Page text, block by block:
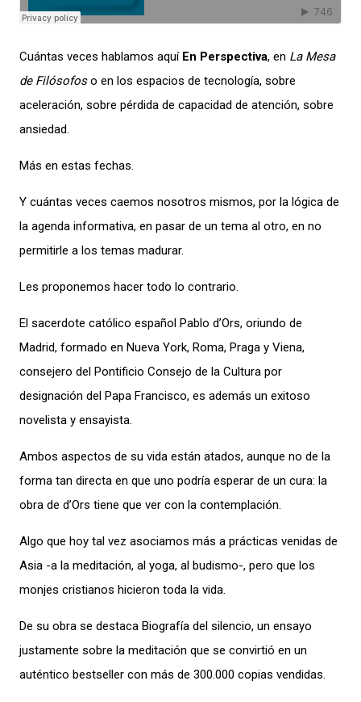
Cuántas veces hablamos aquí En Perspectiva, en La Mesa
de Filósofoso en los espacios de tecnología, sobre
aceleración, sobre pérdida de capacidad de atención, sobre
ansiedad.
Más en estas fechas.
Y cuántas veces caemos nosotros mismos, por la lógica de
la agenda informativa, en pasar de un tema al otro, en no
permitirle a los temas madurar.
Les proponemos hacer todo lo contrario.
El sacerdote católico español Pablo d’Ors, oriundo de
Madrid, formado en Nueva York, Roma, Praga y Viena,
consejero del Pontificio Consejo de la Cultura por
designación del Papa Francisco, es además un exitoso
novelista y ensayista.
Ambos aspectos de su vida están atados, aunque no de la
forma tan directa en que uno podría esperar de un cura: la
obra de d’Ors tiene que ver con la contemplación.
Algo que hoy tal vez asociamos más a prácticas venidas de
Asia -a la meditación, al yoga, al budismo-, pero que los
monjes cristianos hicieron toda la vida.
De su obra se destaca Biografía del silencio, un ensayo
justamente sobre la meditación que se convirtió en un
auténtico bestseller con más de 300.000 copias vendidas.